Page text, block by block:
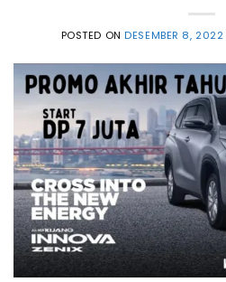
POSTED ONDESEMBER 8, 2022